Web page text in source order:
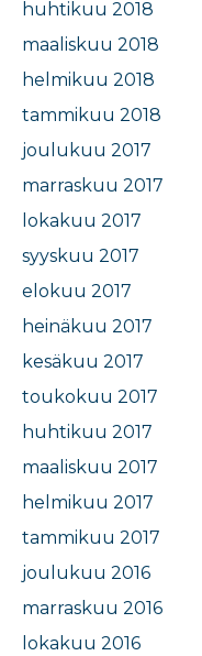
huhtikuu 2018
maaliskuu 2018
helmikuu 2018
tammikuu 2018
joulukuu 2017
marraskuu 2017
lokakuu 2017
syyskuu 2017
elokuu 2017
heinäkuu 2017
kesäkuu 2017
toukokuu 2017
huhtikuu 2017
maaliskuu 2017
helmikuu 2017
tammikuu 2017
joulukuu 2016
marraskuu 2016
lokakuu 2016